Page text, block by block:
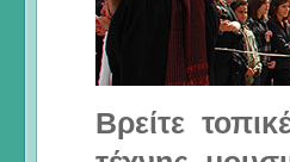
Βρείτε